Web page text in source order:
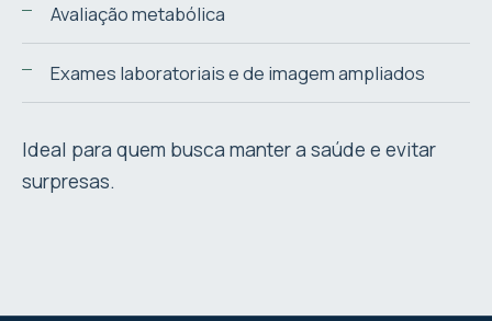
Avaliação metabólica
Exames laboratoriais e de imagem ampliados
Ideal para quem busca manter a saúde e evitar
surpresas.